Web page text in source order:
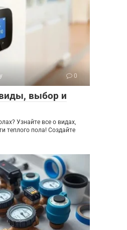
0
выбор и
Узнайте все о видах,
теплого пола! Создайте